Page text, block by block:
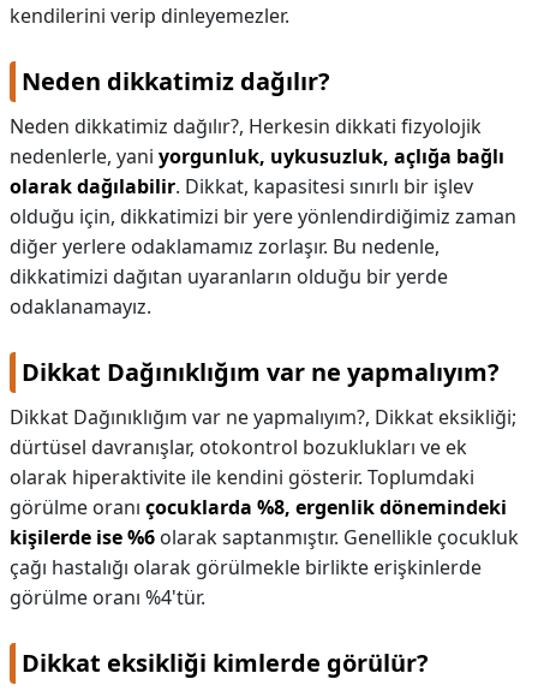
kendilerini verip dinleyemezler.
Neden dikkatimiz dağılır?
Neden dikkatimiz dağılır?, Herkesin dikkati fizyolojik
nedenlerle, yani yorgunluk, uykusuzluk, açlığa bağlı
olarak dağılabilir. Dikkat, kapasitesi sınırlı bir işlev
olduğu için, dikkatimizi bir yere yönlendirdiğimiz zaman
diğer yerlere odaklamamız zorlaşır. Bu nedenle,
dikkatimizi dağıtan uyaranların olduğu bir yerde
odaklanamayız.
Dikkat Dağınıklığım var ne yapmalıyım?
Dikkat Dağınıklığım var ne yapmalıyım?, Dikkat eksikliği;
dürtüsel davranışlar, otokontrol bozuklukları ve ek
olarak hiperaktivite ile kendini gösterir. Toplumdaki
görülme oranı çocuklarda %8, ergenlik dönemindeki
kişilerde ise %6 olarak saptanmıştır. Genellikle çocukluk
çağı hastalığı olarak görülmekle birlikte erişkinlerde
görülme oranı %4'tür.
Dikkat eksikliği kimlerde görülür?